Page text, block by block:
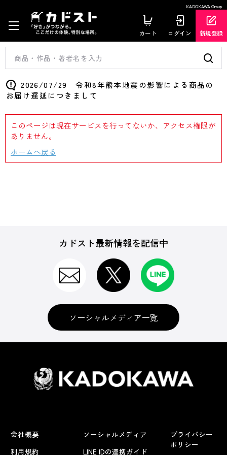
KADOKAWA Group
カート ログイン 新規登録
2026/07/29 令和8年熊本地震の影響による商品の
お届け遅延につきまして
このページは現在サービスを行ってないか、アクセス権限が
ありません。
ホームへ戻る
カドスト最新情報を配信中
ソーシャルメディア一覧
会社概要
利用規約
ソーシャルメディア
LINE IDの連携ガイド
プライバシー
ポリシー